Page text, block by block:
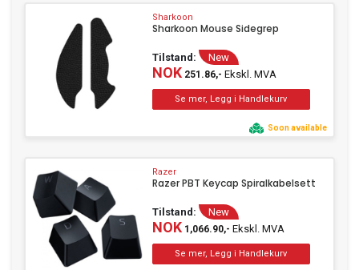
Sharkoon
Sharkoon Mouse Sidegrep
Tilstand: New
NOK251.86,- Ekskl. MVA
Soon available
Razer
Razer PBT Keycap Spiralkabelsett
Tilstand: New
NOK1,066.90,- Ekskl. MVA